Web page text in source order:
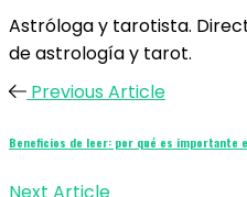
Astróloga y tarotista.
de astrología y tarot.
Previous Article
Beneficios de leer: por qué es importante
Next Article